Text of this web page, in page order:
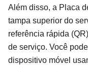
Além disso, a Placa
tampa superior do
referência rápida
de serviço. Você
dispositivo móvel